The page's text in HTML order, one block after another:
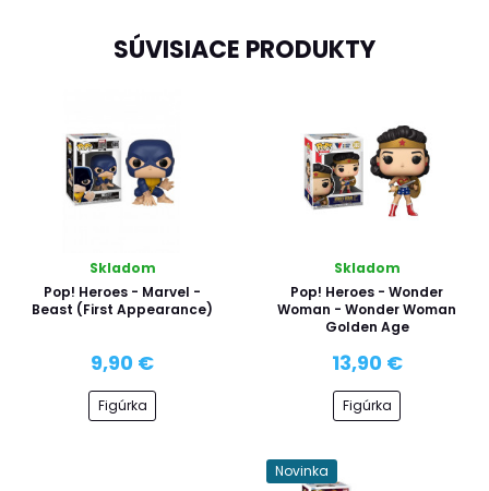
SÚVISIACE PRODUKTY
Skladom
Pop! Heroes - Marvel -
Beast (First Appearance)
9,90 €
Figúrka
Skladom
Pop! Heroes - Wonder
Woman - Wonder Woman
Golden Age
13,90 €
Figúrka
Novinka